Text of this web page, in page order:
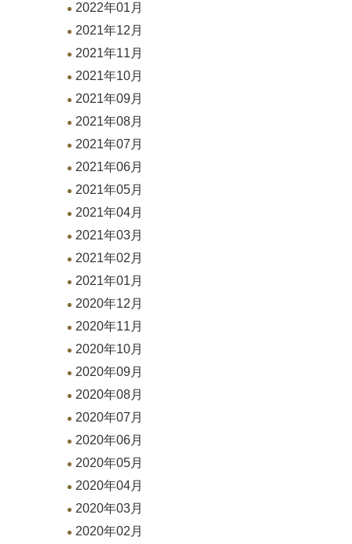
2022年01月
2021年12月
2021年11月
2021年10月
2021年09月
2021年08月
2021年07月
2021年06月
2021年05月
2021年04月
2021年03月
2021年02月
2021年01月
2020年12月
2020年11月
2020年10月
2020年09月
2020年08月
2020年07月
2020年06月
2020年05月
2020年04月
2020年03月
2020年02月